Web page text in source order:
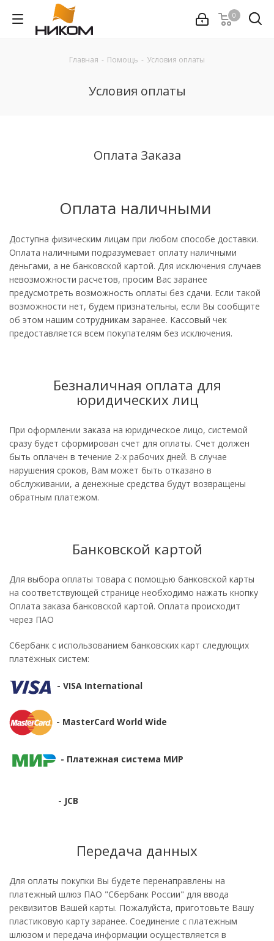
0
Главная - Помощь - Условия оплаты
Условия оплаты
Оплата Заказа
Оплата наличными
Доступна физическим лицам при любом способе доставки.
Оплата наличными подразумевает оплату наличными
деньгами, а не банковской картой. Для исключения случаев
невозможности расчетов, просим Вас заранее
предусмотреть возможность оплаты без сдачи. Если такой
возможности нет, будем признательны, если Вы сообщите
об этом нашим сотрудникам заранее. Кассовый чек
предоставляется всем покупателям без исключения.
Безналичная оплата для
юридических лиц
При оформлении заказа на юридическое лицо, системой
сразу будет сформирован счет для оплаты. Счет должен
быть оплачен в течение 2-х рабочих дней. В случае
нарушения сроков, Вам может быть отказано в
обслуживании, а денежные средства будут возвращены
обратным платежом.
Банковской картой
Для выбора оплаты товара с помощью банковской карты
на соответствующей странице необходимо нажать кнопку
Оплата заказа банковской картой. Оплата происходит
через ПАО
Сбербанк с использованием банковских карт следующих
платёжных систем:
- VISA International
- MasterCard World Wide
- Платежная система МИР
- JCB
Передача данных
Для оплаты покупки Вы будете перенаправлены на
платежный шлюз ПАО "Сбербанк России" для ввода
реквизитов Вашей карты. Пожалуйста, приготовьте Вашу
пластиковую карту заранее. Соединение с платежным
шлюзом и передача информации осуществляется в